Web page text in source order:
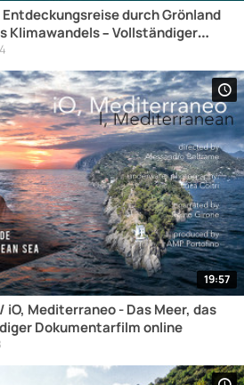
durch Grönland
Klimawandels – Vollständiger
19:57
Mediterraneo - Das Meer, das
Dokumentarfilm online